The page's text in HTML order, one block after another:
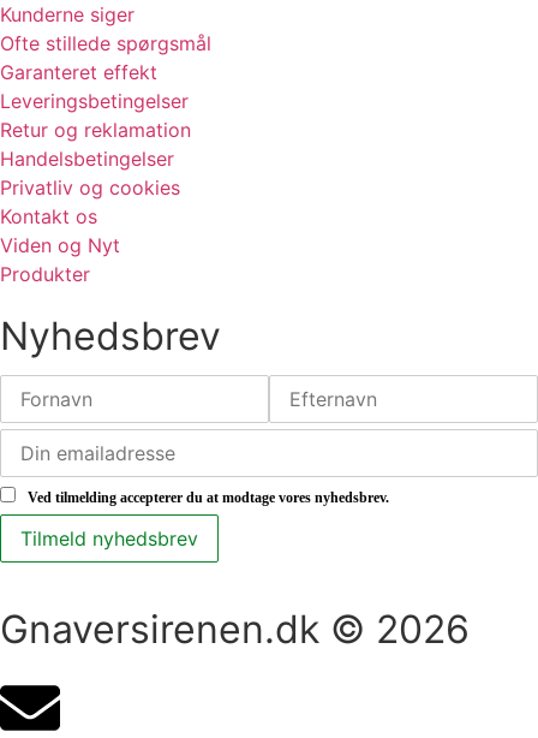
Kunderne siger
Ofte stillede spørgsmål
Garanteret effekt
Leveringsbetingelser
Retur og reklamation
Handelsbetingelser
Privatliv og cookies
Kontakt os
Viden og Nyt
Produkter
Nyhedsbrev
Ved tilmelding accepterer du at modtage vores nyhedsbrev.
Gnaversirenen.dk © 2026